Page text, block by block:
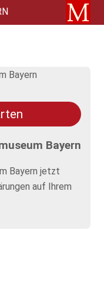
Bayern
Bayern jetzt
auf Ihrem